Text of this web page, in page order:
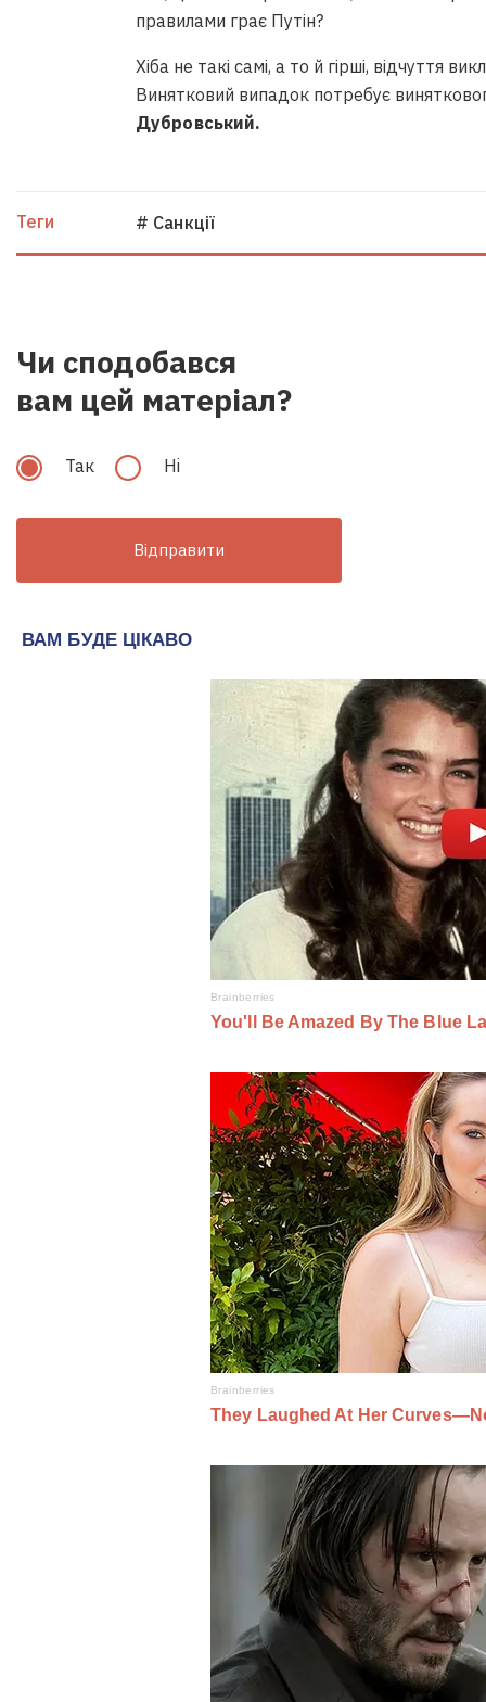
правилами грає Путін?
Хіба не такі самі, а то й гірші, відчуття
Винятковий випадок потребує
Дубровський.
Теги # Санкції
Чи сподобався
вам цей матеріал?
Так Hi
Відправити